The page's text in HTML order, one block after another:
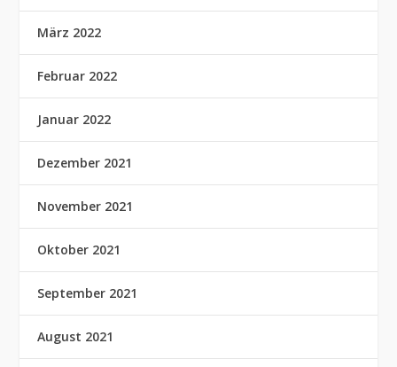
März 2022
Februar 2022
Januar 2022
Dezember 2021
November 2021
Oktober 2021
September 2021
August 2021